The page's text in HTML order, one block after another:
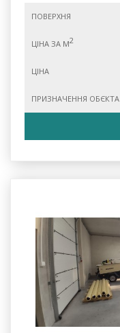
ПОВЕРХНЯ
ЦІНА ЗА М2
ЦІНА
ПРИЗНАЧЕННЯ ОБЄКТА